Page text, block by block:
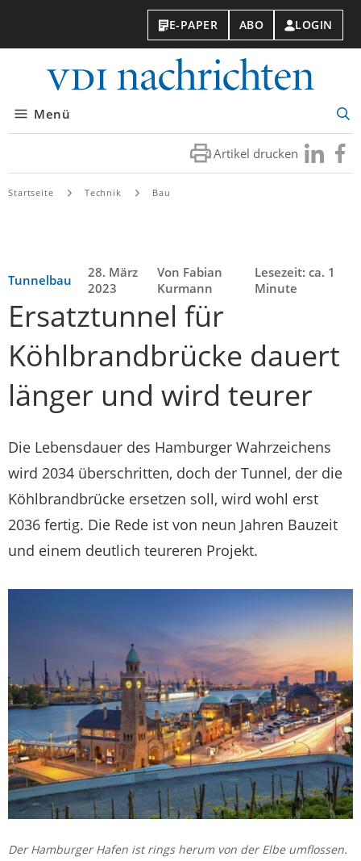
E-PAPER ABO LOGIN
Menü
Artikel drucken Besuchen
Sie
Sie
Startseite Technik Bau
Tunnelbau
28. März
2023
Von Fabian
Kurmann
Lesezeit: ca. 1
Minute
Ersatztunnel für
Köhlbrandbrücke dauert
länger und wird teurer
Die Lebensdauer des Hamburger Wahrzeichens
wird 2034 überschritten, doch der Tunnel, der die
Köhlbrandbrücke ersetzen soll, wird wohl erst
2036 fertig. Die Rede ist von neun Jahren Bauzeit
und einem deutlich teureren Projekt.
Der Hamburger Hafen ist rings herum von der Elbe umflossen.